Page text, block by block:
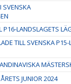
SVENSKA
P16-LANDSLAGETS
TILL SVENSKA
JUNIOR 2024